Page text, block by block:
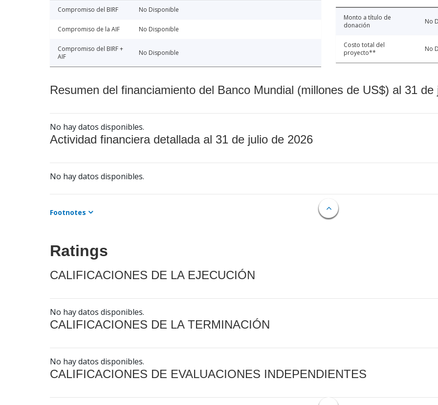
Compromiso del BIRF No Disponible
Compromiso de la AIF No Disponible
Compromiso del BIRF +
AIF
No Disponible
Monto a título de
donación
No
Costo total del
proyecto**
No
Resumen del financiamiento del Banco Mundial (millones de US$) al 31 de
No hay datos disponibles.
Actividad financiera detallada al 31 de julio de 2026
No hay datos disponibles.
Footnotes
Ratings
CALIFICACIONES DE LA EJECUCIÓN
No hay datos disponibles.
CALIFICACIONES DE LA TERMINACIÓN
No hay datos disponibles.
CALIFICACIONES DE EVALUACIONES INDEPENDIENTES